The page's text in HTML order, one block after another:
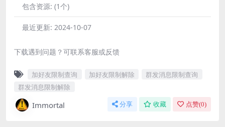
包含资源: (1个)
最近更新: 2024-10-07
下载遇到问题？可联系客服或反馈
加好友限制查询 加好友限制解除
群发消息限制查询
群发消息限制解除
Immortal 分享 收藏 点赞(0)